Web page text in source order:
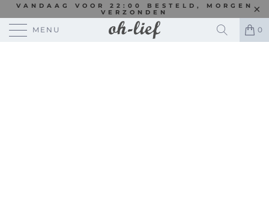
VANDAAG VOOR 22:00 BESTELD, MORGEN
VERZONDEN
MENU 0